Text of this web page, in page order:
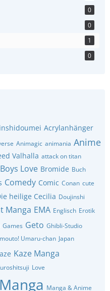
0
0
1
0
Acrylanhänger
Animagic animania Anime
Valhalla attack on titan
Boys Love Bromide Buch
Comedy Comic Conan cute
heilige Cecilia Doujinshi
Manga EMA Englisch Erotik
Games Geto Ghibli-Studio
Umaru-chan Japan
Kaze Manga
Love
Manga Manga & Anime